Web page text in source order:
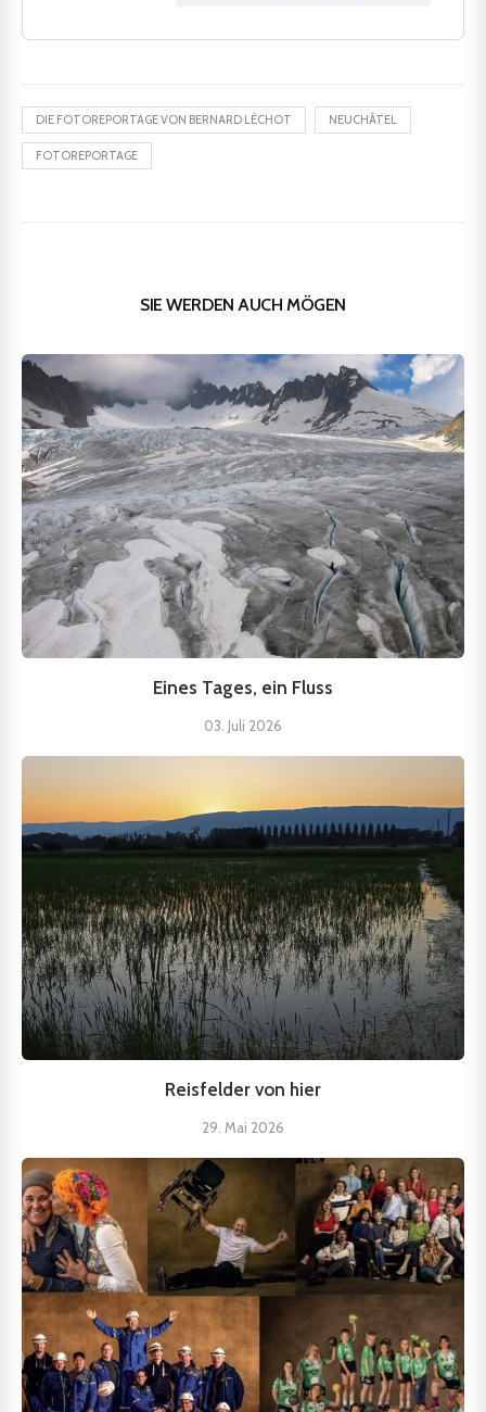
DIE FOTOREPORTAGE VON BERNARD LÉCHOT NEUCHÂTEL
FOTOREPORTAGE
SIE WERDEN AUCH MÖGEN
Eines Tages, ein Fluss
03. Juli 2026
Reisfelder von hier
29. Mai 2026